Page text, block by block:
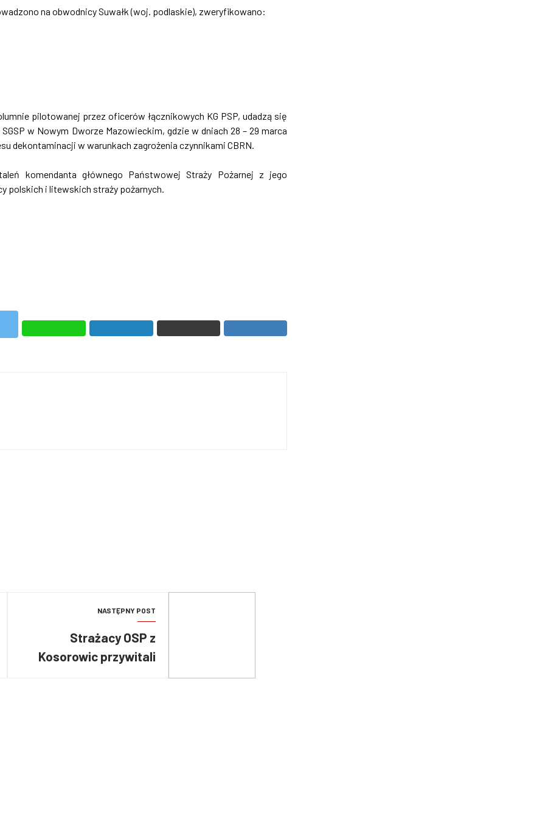
na obwodnicy Suwałk (woj. podlaskie), zweryfikowano:
pilotowanej przez oficerów łącznikowych KG PSP, udadzą się
w Nowym Dworze Mazowieckim, gdzie w dniach 28 – 29 marca
dekontaminacji w warunkach zagrożenia czynnikami CBRN.
komendanta głównego Państwowej Straży Pożarnej z jego
polskich i litewskich straży pożarnych.
NASTĘPNY POST
Strażacy OSP z
Kosorowic przywitali